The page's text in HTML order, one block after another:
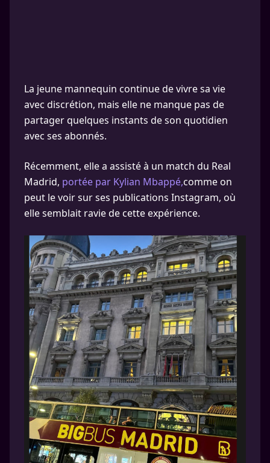
La jeune mannequin continue de vivre sa vie
avec discrétion, mais elle ne manque pas de
partager quelques instants de son quotidien
avec ses abonnés.
Récemment, elle a assisté à un match du Real
Madrid, portée par Kylian Mbappé,comme on
peut le voir sur ses publications Instagram, où
elle semblait ravie de cette expérience.